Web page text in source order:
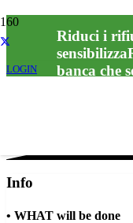
LOGIN
Riduci i
banca che
Info
• WHAT will be done